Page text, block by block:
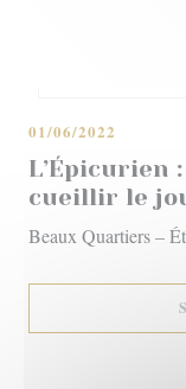
L’Épicurien
cueillir le
01/06/2022
Beaux Quartiers –